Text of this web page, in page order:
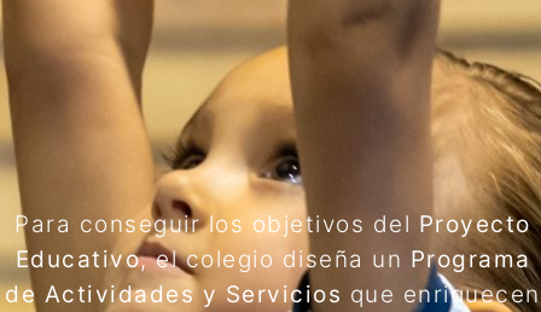
Para conseguir los objetivos del Proyecto
Educativo, el colegio diseña un Programa
de Actividades y Servicios que enriquecen